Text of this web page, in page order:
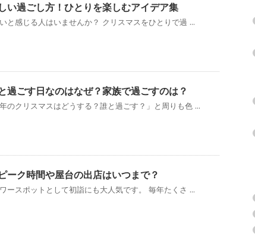
い過ごし方！ひとりを楽しむアイデア集
と感じる人はいませんか？ クリスマスをひとりで過 ...
過ごす日なのはなぜ？家族で過ごすのは？
のクリスマスはどうする？誰と過ごす？」と周りも色 ...
ク時間や屋台の出店はいつまで？
ースポットとして初詣にも大人気です。 毎年たくさ ...